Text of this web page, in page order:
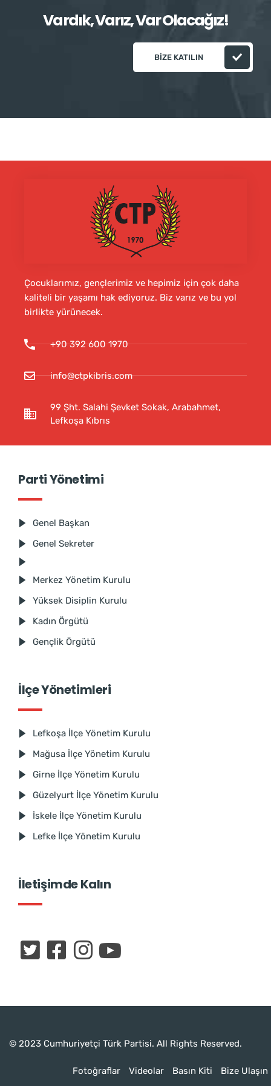
Vardık, Varız, Var Olacağız!
BIZE KATILIN
Çocuklarımız, gençlerimiz ve hepimiz için çok daha
kaliteli bir yaşamı hak ediyoruz. Biz varız ve bu yol
birlikte yürünecek.
+90 392 600 1970
info@ctpkibris.com
99 Şht. Salahi Şevket Sokak, Arabahmet,
Lefkoşa Kıbrıs
Parti Yönetimi
Genel Başkan
Genel Sekreter
Merkez Yönetim Kurulu
Yüksek Disiplin Kurulu
Kadın Örgütü
Gençlik Örgütü
İlçe Yönetimleri
Lefkoşa İlçe Yönetim Kurulu
Mağusa İlçe Yönetim Kurulu
Girne İlçe Yönetim Kurulu
Güzelyurt İlçe Yönetim Kurulu
İskele İlçe Yönetim Kurulu
Lefke İlçe Yönetim Kurulu
İletişimde Kalın
© 2023 Cumhuriyetçi Türk Partisi. All Rights Reserved.
Fotoğraflar Videolar Basın Kiti Bize Ulaşın